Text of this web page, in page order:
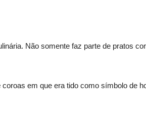
Não somente faz parte de pratos
em que era tido como símbolo de